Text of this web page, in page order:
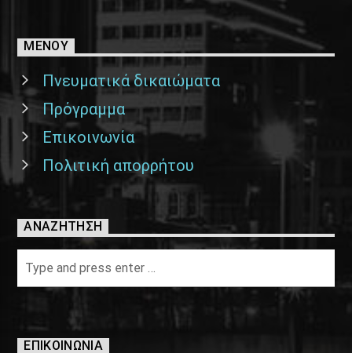
ΜΕΝΟΥ
Πνευματικά δικαιώματα
Πρόγραμμα
Επικοινωνία
Πολιτική απορρήτου
ΑΝΑΖΉΤΗΣΗ
ΕΠΙΚΟΙΝΩΝΊΑ